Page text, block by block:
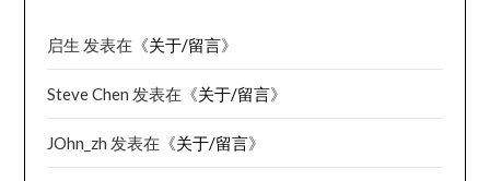
启生 发表在《关于/留言》
Steve Chen 发表在《关于/留言》
JOhn_zh 发表在《关于/留言》